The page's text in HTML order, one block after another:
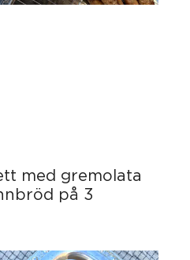
med gremolata
på 3